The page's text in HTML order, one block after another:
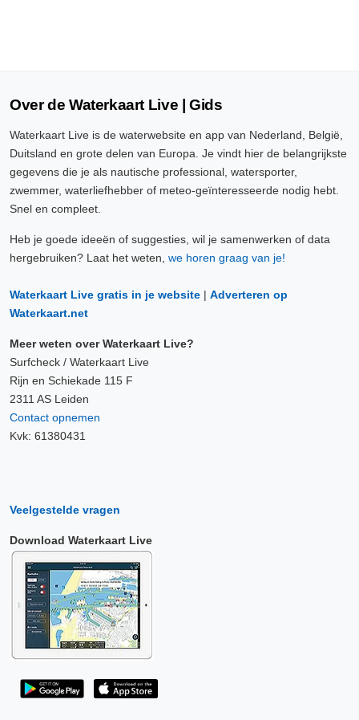
Over de Waterkaart Live | Gids
Waterkaart Live is de waterwebsite en app van Nederland, België,
Duitsland en grote delen van Europa. Je vindt hier de belangrijkste
gegevens die je als nautische professional, watersporter,
zwemmer, waterliefhebber of meteo-geïnteresseerde nodig hebt.
Snel en compleet.
Heb je goede ideeën of suggesties, wil je samenwerken of data
hergebruiken? Laat het weten, we horen graag van je!
Waterkaart Live gratis in je website | Adverteren op
Waterkaart.net
Meer weten over Waterkaart Live?
Surfcheck / Waterkaart Live
Rijn en Schiekade 115 F
2311 AS Leiden
Contact opnemen
Kvk: 61380431
Veelgestelde vragen
Download Waterkaart Live